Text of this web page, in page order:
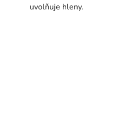
uvolňuje hleny.